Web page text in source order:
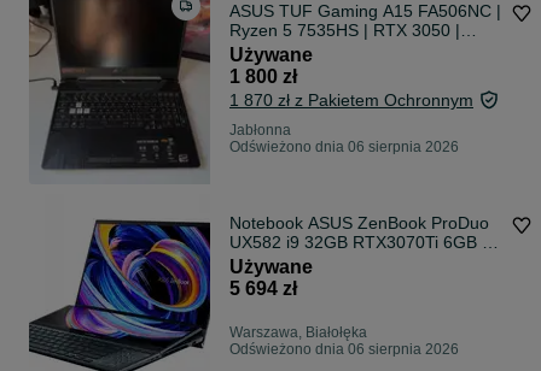
ASUS TUF Gaming A15 FA506NC |
Ryzen 5 7535HS | RTX 3050 |
16GB DDR5 | SSD 512GB | 144Hz
| Stan idealny
Używane
1 800 zł
1 870 zł z Pakietem Ochronnym
Jabłonna
Odświeżono dnia 06 sierpnia 2026
Notebook ASUS ZenBook ProDuo
UX582 i9 32GB RTX3070Ti 6GB 4K
OLED 1TB Stan BDB
Używane
5 694 zł
Warszawa, Białołęka
Odświeżono dnia 06 sierpnia 2026